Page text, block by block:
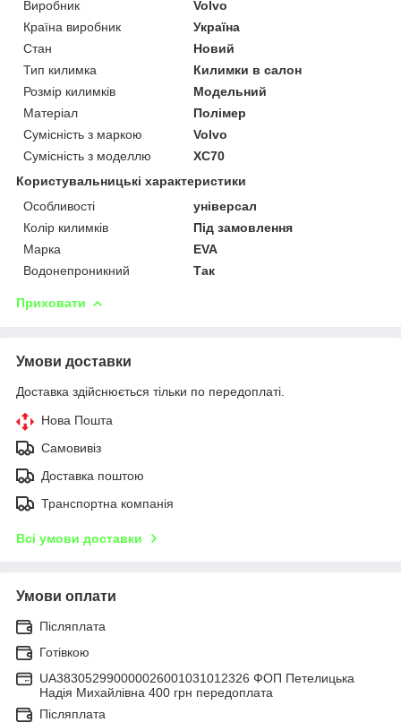
Виробник
Volvo
Країна виробник
Україна
Стан
Новий
Тип килимка
Килимки в салон
Розмір килимків
Модельний
Матеріал
Полімер
Сумісність з маркою
Volvo
Сумісність з моделлю
XC70
Користувальницькі характеристики
Особливості
універсал
Колір килимків
Під замовлення
Марка
EVA
Водонепроникний
Так
Приховати
Умови доставки
Доставка здійснюється тільки по передоплаті.
Нова Пошта
Самовивіз
Доставка поштою
Транспортна компанія
Всі умови доставки
Умови оплати
Післяплата
Готівкою
UA383052990000026001031012326 ФОП Петелицька
Надія Михайлівна 400 грн передоплата
Післяплата